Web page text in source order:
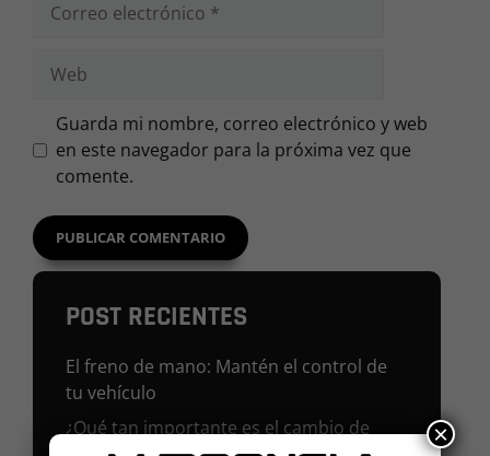
electrónico
Guarda mi nombre, correo electrónico y web
en este navegador para la próxima vez que
comente.
POST RECIENTES
El freno de mano: Mantén el control de
tu vehículo
¿Qué tan importante es el cambio de
×